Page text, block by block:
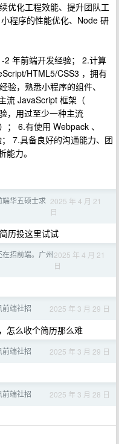
优化工程效能、提升团队工
程序的性能优化、Node 研
2 年前端开发经验； 2.计算
HTML5/CSS3 ，拥有
验，熟悉小程序的组件、
流 JavaScript 框架（
，用过至少一种主流
； 6.有使用 Webpack 、
7.具备良好的沟通能力、团
力。
端华五硕士求 2025 年 4 月 21
日
历投这里试试
在招前端。广州2025 年 4 月 21
日
前端社招 2025 年 3 月 29 日
怎么收个简历那么难
前端社招 2025 年 3 月 29 日
前端社招 2025 年 3 月 28 日